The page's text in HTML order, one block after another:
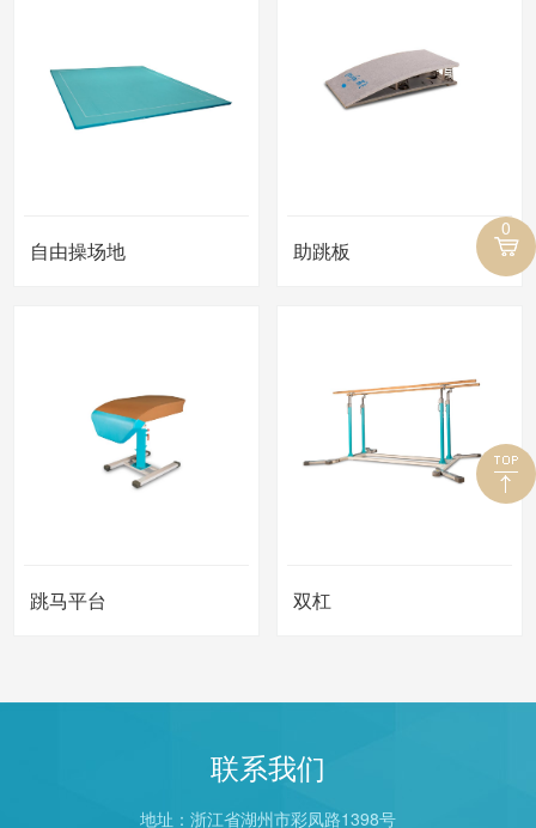
0
自由操场地 助跳板
跳马平台 双杠
联系我们
地址：浙江省湖州市彩凤路1398号